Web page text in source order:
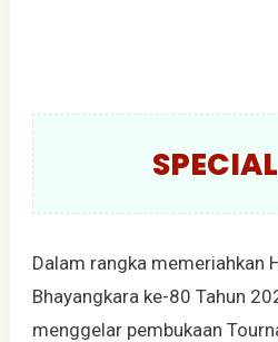
Dalam rangka memeriahkan
Bhayangkara ke-80 Tahun
menggelar pembukaan